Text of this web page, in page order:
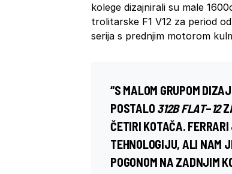
kolege dizajnirali su male
trolitarske F1 V12 za period
serija s prednjim motorom
“S MALOM GRUPOM
POSTALO 312B FLAT–12
ČETIRI KOTAČA.
TEHNOLOGIJU, ALI NAM
POGONOM NA ZADNJIM